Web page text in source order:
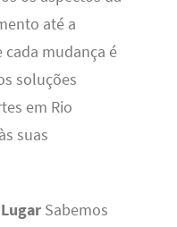
até a
cada mudança é
soluções
em Rio
suas
Sabemos